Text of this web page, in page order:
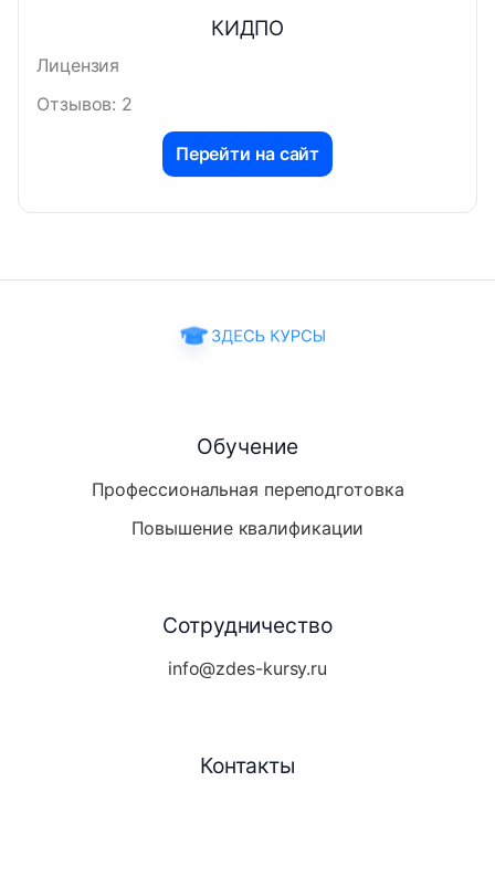
КИДПО
Лицензия
Отзывов: 2
Перейти на сайт
Обучение
Профессиональная переподготовка
Повышение квалификации
Сотрудничество
info@zdes-kursy.ru
Контакты